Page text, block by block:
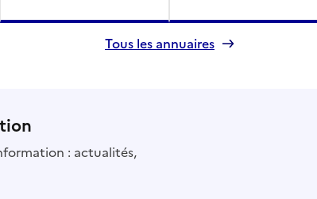
Tous les annuaires
: actualités,